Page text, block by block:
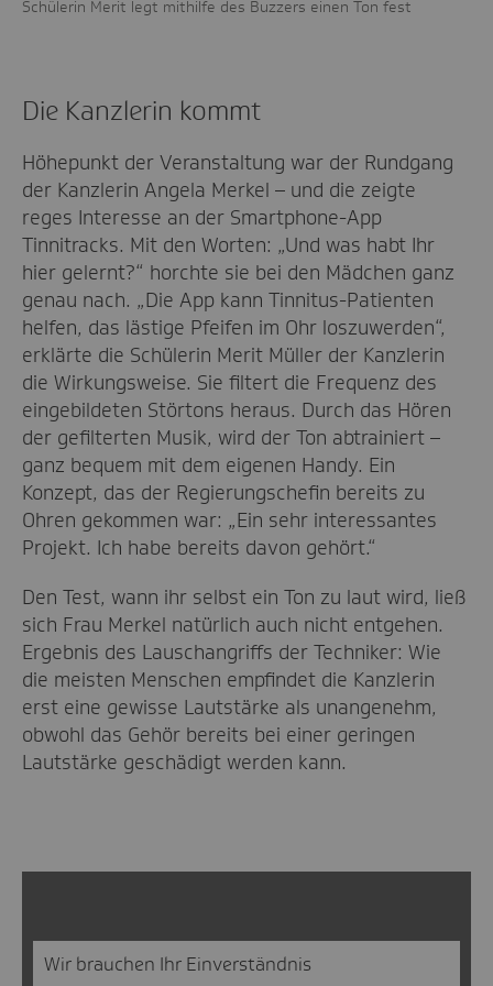
Schülerin Merit legt mithilfe des Buzzers einen Ton fest
Die Kanzlerin kommt
Höhepunkt der Veranstaltung war der Rundgang
der Kanzlerin Angela Merkel – und die zeigte
reges Interesse an der Smartphone-App
Tinnitracks. Mit den Worten: „Und was habt Ihr
hier gelernt?“ horchte sie bei den Mädchen ganz
genau nach. „Die App kann Tinnitus-Patienten
helfen, das lästige Pfeifen im Ohr loszuwerden“,
erklärte die Schülerin Merit Müller der Kanzlerin
die Wirkungsweise. Sie filtert die Frequenz des
eingebildeten Störtons heraus. Durch das Hören
der gefilterten Musik, wird der Ton abtrainiert –
ganz bequem mit dem eigenen Handy. Ein
Konzept, das der Regierungschefin bereits zu
Ohren gekommen war: „Ein sehr interessantes
Projekt. Ich habe bereits davon gehört.“
Den Test, wann ihr selbst ein Ton zu laut wird, ließ
sich Frau Merkel natürlich auch nicht entgehen.
Ergebnis des Lauschangriffs der Techniker: Wie
die meisten Menschen empfindet die Kanzlerin
erst eine gewisse Lautstärke als unangenehm,
obwohl das Gehör bereits bei einer geringen
Lautstärke geschädigt werden kann.
Wir brauchen Ihr Einverständnis